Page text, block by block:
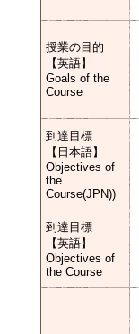
授業の目的
【英語】
Goals of the
Course
到達目標
【日本語】
Objectives of
the
Course(JPN))
到達目標
【英語】
Objectives of
the Course